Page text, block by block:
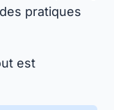
pratiques
est